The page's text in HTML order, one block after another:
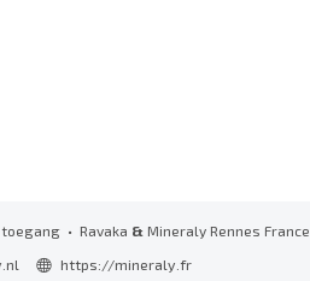
• Ravaka & Mineraly Rennes France
https://mineraly.fr